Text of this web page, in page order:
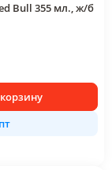
Bull 355 мл., ж/б